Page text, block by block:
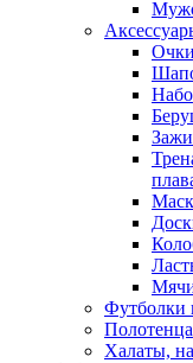
Футболки
Полотенца
Халаты,